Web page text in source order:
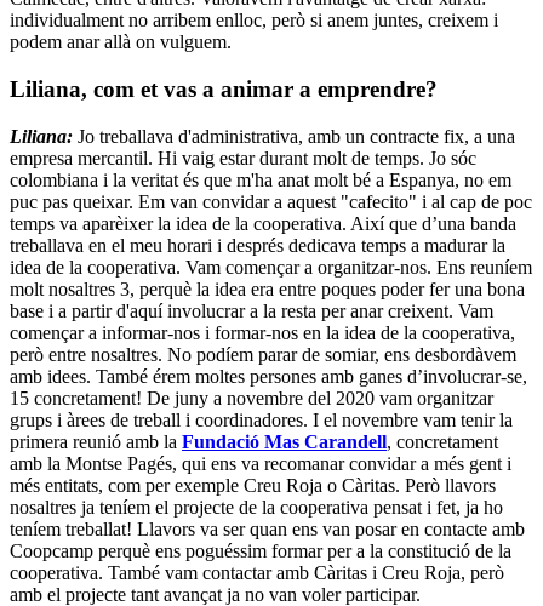
individualment no arribem enlloc, però si anem juntes, creixem i
podem anar allà on vulguem.
Liliana, com et vas a animar a emprendre?
Liliana: Jo treballava d'administrativa, amb un contracte fix, a una
empresa mercantil. Hi vaig estar durant molt de temps. Jo sóc
colombiana i la veritat és que m'ha anat molt bé a Espanya, no em
puc pas queixar. Em van convidar a aquest "cafecito" i al cap de poc
temps va aparèixer la idea de la cooperativa. Així que d’una banda
treballava en el meu horari i després dedicava temps a madurar la
idea de la cooperativa. Vam començar a organitzar-nos. Ens reuníem
molt nosaltres 3, perquè la idea era entre poques poder fer una bona
base i a partir d'aquí involucrar a la resta per anar creixent. Vam
començar a informar-nos i formar-nos en la idea de la cooperativa,
però entre nosaltres. No podíem parar de somiar, ens desbordàvem
amb idees. També érem moltes persones amb ganes d’involucrar-se,
15 concretament! De juny a novembre del 2020 vam organitzar
grups i àrees de treball i coordinadores. I el novembre vam tenir la
primera reunió amb la Fundació Mas Carandell, concretament
amb la Montse Pagés, qui ens va recomanar convidar a més gent i
més entitats, com per exemple Creu Roja o Càritas. Però llavors
nosaltres ja teníem el projecte de la cooperativa pensat i fet, ja ho
teníem treballat! Llavors va ser quan ens van posar en contacte amb
Coopcamp perquè ens poguéssim formar per a la constitució de la
cooperativa. També vam contactar amb Càritas i Creu Roja, però
amb el projecte tant avançat ja no van voler participar.